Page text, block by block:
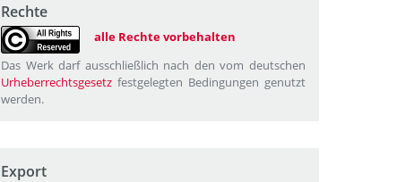
Rechte
alle Rechte vorbehalten
Das Werk darf ausschließlich nach den vom deutschen
Urheberrechtsgesetz festgelegten Bedingungen genutzt
werden.
Export